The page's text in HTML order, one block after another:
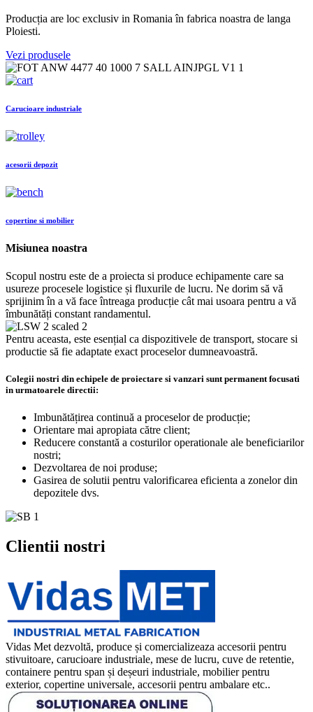
Producția are loc exclusiv in Romania în fabrica noastra de langa
Ploiesti.
Vezi produsele
Carucioare industriale
acesorii depozit
copertine si mobilier
Misiunea noastra
Scopul nostru este de a proiecta si produce echipamente care sa
usureze procesele logistice și fluxurile de lucru. Ne dorim să vă
sprijinim în a vă face întreaga producție cât mai usoara pentru a vă
îmbunătăți constant randamentul.
Pentru aceasta, este esențial ca dispozitivele de transport, stocare si
productie să fie adaptate exact proceselor dumneavoastră.
Colegii nostri din echipele de proiectare si vanzari sunt permanent focusati
in urmatoarele directii:
Imbunătățirea continuă a proceselor de producție;
Orientare mai apropiata către client;
Reducere constantă a costurilor operationale ale beneficiarilor
nostri;
Dezvoltarea de noi produse;
Gasirea de solutii pentru valorificarea eficienta a zonelor din
depozitele dvs.
Clientii nostri
Vidas Met dezvoltă, produce și comercializeaza accesorii pentru
stivuitoare, carucioare industriale, mese de lucru, cuve de retentie,
containere pentru span și deșeuri industriale, mobilier pentru
exterior, copertine universale, accesorii pentru ambalare etc..